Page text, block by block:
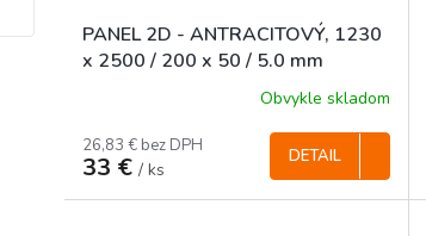
PANEL 2D - ANTRACITOVÝ, 1230
x 2500 / 200 x 50 / 5.0 mm
Obvykle skladom
26,83 € bez DPH
33 € / ks
DETAIL